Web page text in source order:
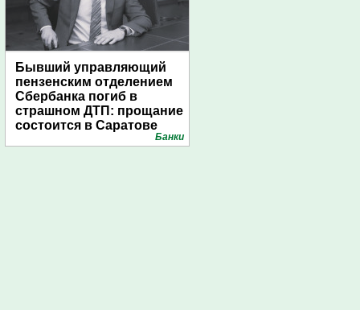
Бывший управляющий
пензенским отделением
Сбербанка погиб в
страшном ДТП: прощание
состоится в Саратове
Банки